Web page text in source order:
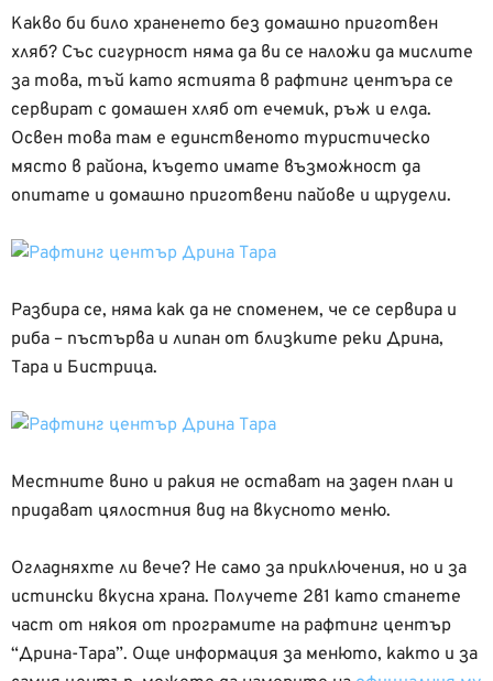
Какво би било храненето без домашно приготвен
хляб? Със сигурност няма да ви се наложи да мислите
за това, тъй като ястията в рафтинг центъра се
сервират с домашен хляб от ечемик, ръж и елда.
Освен това там е единственото туристическо
място в района, където имате възможност да
опитате и домашно приготвени пайове и щрудели.
Разбира се, няма как да не споменем, че се сервира и
риба – пъстърва и липан от близките реки Дрина,
Тара и Бистрица.
Местните вино и ракия не остават на заден план и
придават цялостния вид на вкусното меню.
Огладняхте ли вече? Не само за приключения, но и за
истински вкусна храна. Получете 2в1 като станете
част от някоя от програмите на рафтинг център
“Дрина-Тара”. Още информация за менюто, както и за